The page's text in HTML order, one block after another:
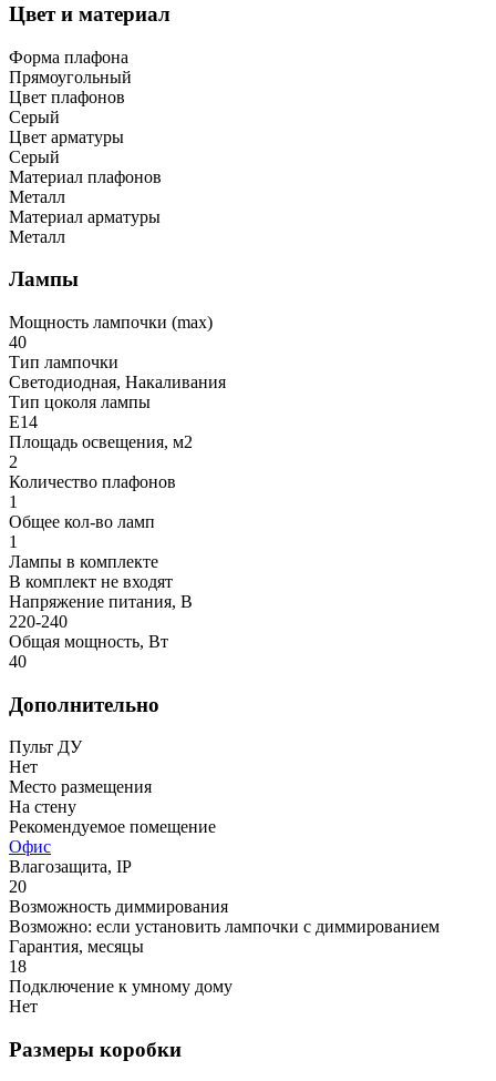
Цвет и материал
Форма плафона
Прямоугольный
Цвет плафонов
Серый
Цвет арматуры
Серый
Материал плафонов
Металл
Материал арматуры
Металл
Лампы
Мощность лампочки (max)
40
Тип лампочки
Светодиодная, Накаливания
Тип цоколя лампы
E14
Площадь освещения, м2
2
Количество плафонов
1
Общее кол-во ламп
1
Лампы в комплекте
В комплект не входят
Напряжение питания, В
220-240
Общая мощность, Вт
40
Дополнительно
Пульт ДУ
Нет
Место размещения
На стену
Рекомендуемое помещение
Офис
Влагозащита, IP
20
Возможность диммирования
Возможно: если установить лампочки с диммированием
Гарантия, месяцы
18
Подключение к умному дому
Нет
Размеры коробки